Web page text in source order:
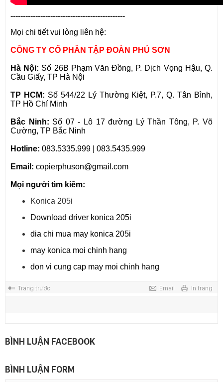
----------------------------------------------
Mọi chi tiết vui lòng liên hệ:
CÔNG TY CỔ PHẦN TẬP ĐOÀN PHÚ SƠN
Hà Nội: Số 26B Phạm Văn Đồng, P. Dịch Vọng Hậu, Q.
Cầu Giấy, TP Hà Nội
TP HCM: Số 544/22 Lý Thường Kiệt, P.7, Q. Tân Bình,
TP Hồ Chí Minh
Bắc Ninh: Số 07 - Lô 17 đường Lý Thần Tông, P. Võ
Cường, TP Bắc Ninh
Hotline: 083.5335.999 | 083.5435.999
Email: copierphuson@gmail.com
Mọi người tìm kiếm:
Konica 205i
Download driver konica 205i
dia chi mua may konica 205i
may konica moi chinh hang
don vi cung cap may moi chinh hang
Trang trước Email In trang
BÌNH LUẬN FACEBOOK
BÌNH LUẬN FORM